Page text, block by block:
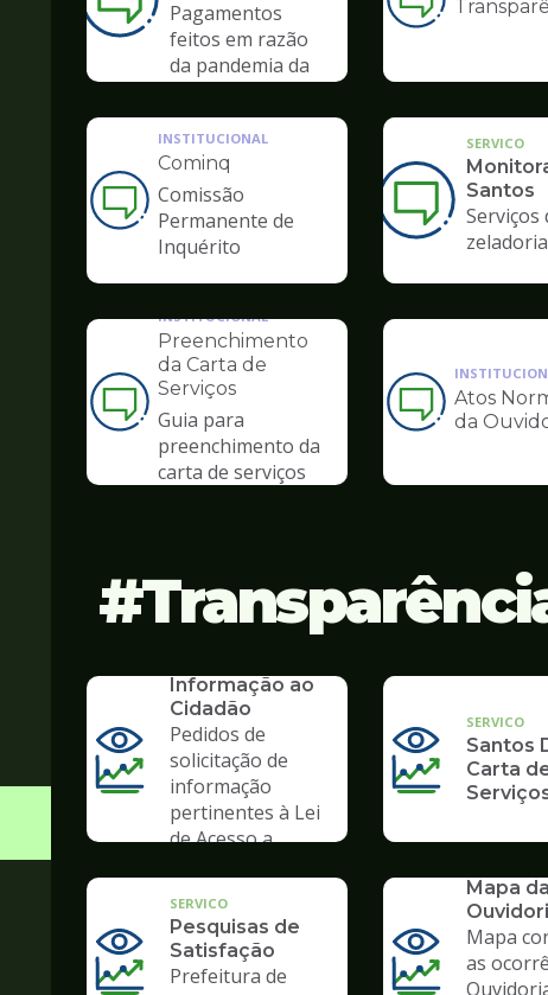
Pagamentos
feitos em razão
da pandemia da
Ilustração
da
de
Ouvidoria
Ilustração
da
de
Ouvidoria
INSTITUCIONAL
Cominq
Comissão
Permanente de
Inquérito
SERVICO
Santos
Serviços
zeladoria
Ilustração
da
pagina
de
INSTITUCIONAL
Preenchimento
da Carta de
Serviços
Guia para
preenchimento da
carta de serviços
Ilustração
da
de
Atos
da
Informação ao
Cidadão
Pedidos de
solicitação de
informação
pertinentes à Lei
de Acesso a
SERVICO
Santos
Carta
SERVICO
Pesquisas de
Satisfação
Prefeitura de
Mapa
Mapa
as